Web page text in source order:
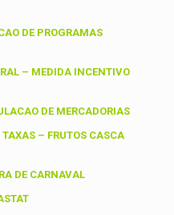
DE PROGRAMAS
– MEDIDA INCENTIVO
DE MERCADORIAS
– FRUTOS CASCA
DE CARNAVAL